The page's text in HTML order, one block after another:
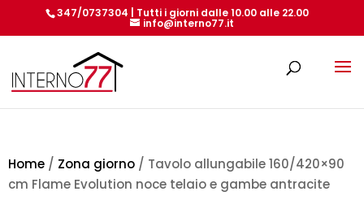
347/0737304 | Tutti i giorni dalle 10.00 alle 22.00
info@interno77.it
Home / Zona giorno / Tavolo allungabile 160/420×90
cm Flame Evolution noce telaio e gambe antracite